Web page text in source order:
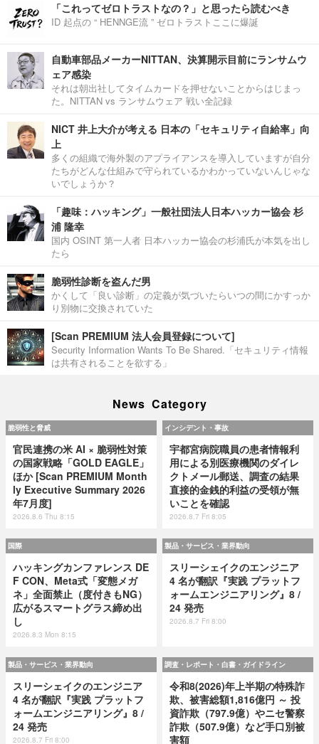
「これってゼロトラストなの？」と思ったら読むべき
ID 起点の “ HENNGE流 ” ゼロトラストここに爆誕
自動車部品メーカーNITTAN、決算開示目前にランサムウ
ェア感染
それは朝出社してタイムカードを押せないことからはじまっ
た。NITTAN vs ランサムウェア 戦い全記録
NICT 井上大介が考える 日本の「セキュリティ自給率」向
上
多くの組織で海外製のアプライアンスを導入していますが自分
たちがどんな仕組みで守られているかわかっていないんじゃな
いでしょうか？
「趣味：ハッキング」一般社団法人日本ハッカー協会 杉
浦 隆幸
国内 OSINT 第一人者 日本ハッカー協会の杉浦氏が本気を出し
たら
脆弱性診断を盗んだ男
かくして「良い診断」の定義が気づいたらいつの間にかすっか
り別物に交換されていた
[Scan PREMIUM 法人会員登録について]
Security Information Wants To Be Shared.「セキュリティ情報
は共有されることを欲する」
News Category
脆弱性と脅威
官民連携の米 AI × 脆弱性対策
の国家戦略「GOLD EAGLE」
ほか [Scan PREMIUM Month
ly Executive Summary 2026
年7月度]
2026.8.6 Thu 8:15
インシデント・事故
宇都宮病院職員の患者情報利
用による別医療機関のダイレ
クトメール郵送、調査の結果
直接的金銭的利益の受領が無
いことを確認
2026.8.7 Fri 8:05
国際
ハッキングカンファレンス DE
F CON、Meta式「変態メガ
ネ」全面禁止（度付きもNG）
広がるスマートグラス締め出
し
2026.8.3 Mon 8:15
製品・サービス・業界動向
スリーシェイクのエンジニア
4 名が翻訳『実践 プラットフ
ォームエンジニアリング』8 /
24 発売
2026.8.7 Fri 8:00
製品・サービス・業界動向
スリーシェイクのエンジニア
4 名が翻訳『実践 プラットフ
ォームエンジニアリング』8 /
24 発売
2026.8.7 Fri 8:00
調査・レポート・白書・ガイドライン
令和8(2026)年上半期の特殊詐
欺、被害総額1,816億円 ～ 投
資詐欺（797.9億）やニセ警察
詐欺（507.9億）など手口別被
害額